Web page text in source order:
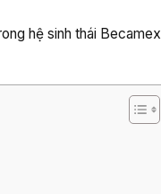
hệ sinh thái Becamex